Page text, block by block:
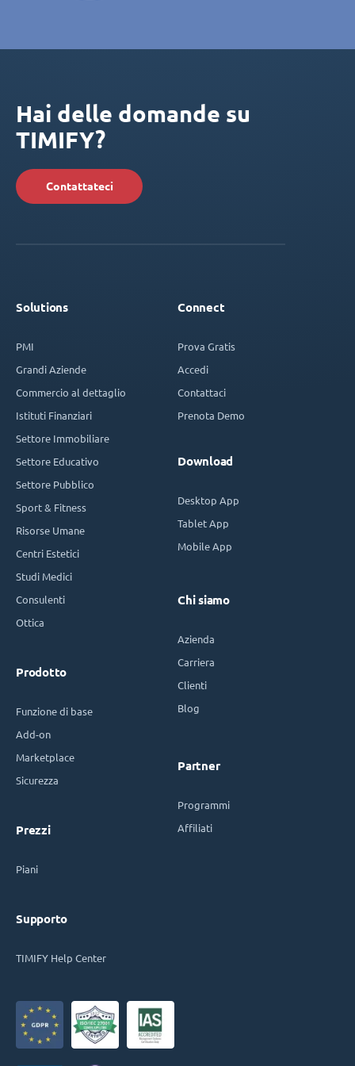
Hai delle domande su
TIMIFY?
Contattateci
Solutions
PMI
Grandi Aziende
Commercio al dettaglio
Istituti Finanziari
Settore Immobiliare
Settore Educativo
Settore Pubblico
Sport & Fitness
Risorse Umane
Centri Estetici
Studi Medici
Consulenti
Ottica
Prodotto
Funzione di base
Add-on
Marketplace
Sicurezza
Prezzi
Piani
Supporto
TIMIFY Help Center
Connect
Prova Gratis
Accedi
Contattaci
Prenota Demo
Download
Desktop App
Tablet App
Mobile App
Chi siamo
Azienda
Carriera
Clienti
Blog
Partner
Programmi
Affiliati